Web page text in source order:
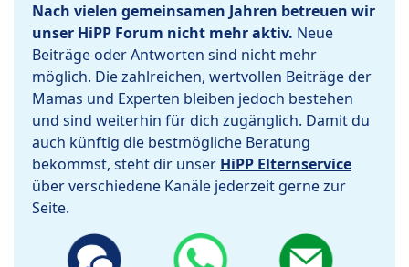
Nach vielen gemeinsamen Jahren betreuen wir
unser HiPP Forum nicht mehr aktiv. Neue
Beiträge oder Antworten sind nicht mehr
möglich. Die zahlreichen, wertvollen Beiträge der
Mamas und Experten bleiben jedoch bestehen
und sind weiterhin für dich zugänglich. Damit du
auch künftig die bestmögliche Beratung
bekommst, steht dir unser HiPP Elternservice
über verschiedene Kanäle jederzeit gerne zur
Seite.